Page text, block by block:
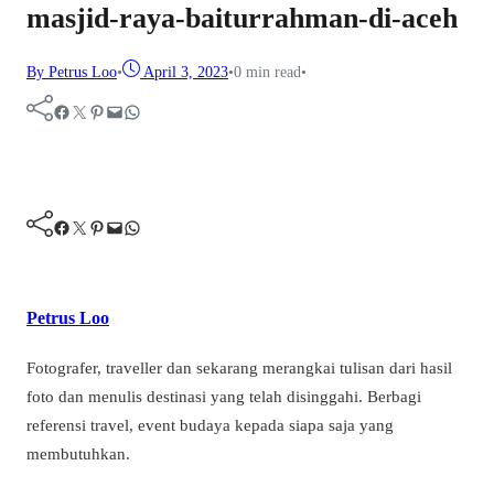
masjid-raya-baiturrahman-di-aceh
By Petrus Loo• April 3, 2023•0 min read•
Facebook Twitter Pinterest Mail WhatsApp
Facebook Twitter Pinterest Mail WhatsApp
Petrus Loo
Fotografer, traveller dan sekarang merangkai tulisan dari hasil
foto dan menulis destinasi yang telah disinggahi. Berbagi
referensi travel, event budaya kepada siapa saja yang
membutuhkan.